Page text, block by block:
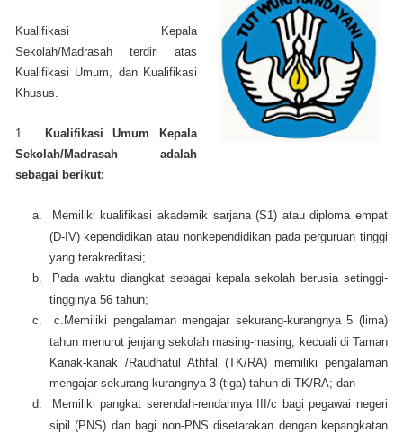
Kualifikasi Kepala
Sekolah/Madrasah terdiri atas
Kualifikasi Umum, dan Kualifikasi
Khusus.
1. Kualifikasi Umum Kepala
Sekolah/Madrasah adalah
sebagai berikut:
a.
Memiliki kualifikasi akademik sarjana (S1) atau diploma empat
(D-IV) kependidikan atau nonkependidikan pada perguruan tinggi
yang terakreditasi;
b.
Pada waktu diangkat sebagai kepala sekolah berusia setinggi-
tingginya 56 tahun;
c.
c.Memiliki pengalaman mengajar sekurang-kurangnya 5 (lima)
tahun menurut jenjang sekolah masing-masing, kecuali di Taman
Kanak-kanak /Raudhatul Athfal (TK/RA) memiliki pengalaman
mengajar sekurang-kurangnya 3 (tiga) tahun di TK/RA; dan
d.
Memiliki pangkat serendah-rendahnya III/c bagi pegawai negeri
sipil (PNS) dan bagi non-PNS disetarakan dengan kepangkatan